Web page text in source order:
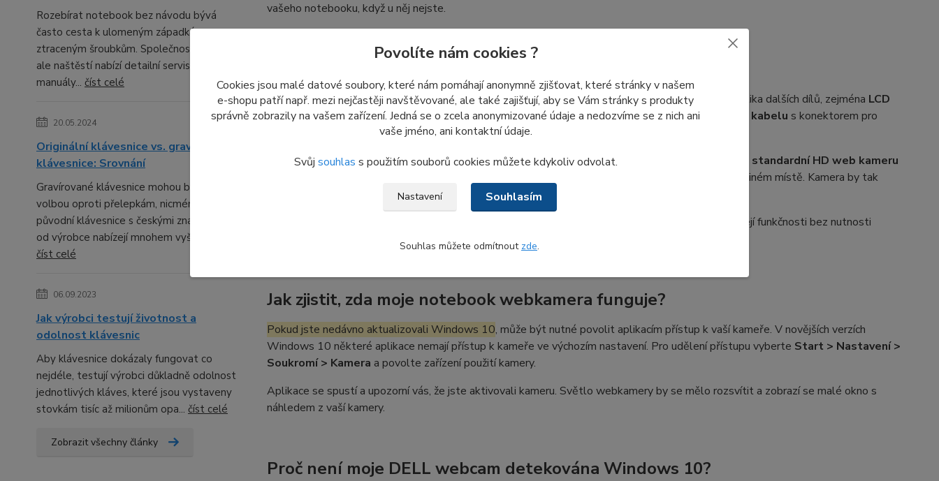
Rozebírat notebook bez návodu bývá
často cesta k ulomeným západkám a
ztraceným šroubkům. Společnost DELL
ale naštěstí nabízí detailní servisní
manuály... číst celé
20.05.2024
Originální klávesnice vs. gravírované
klávesnice: Srovnání
Gravírované klávesnice mohou být lepší
volbou oproti přelepkám, nicméně
původní klávesnice s českými znaky přímo
od výrobce nabízejí mnohem vyšší kval...
číst celé
06.09.2023
Jak výrobci testují životnost a
odolnost klávesnic
Aby klávesnice dokázaly fungovat co
nejdéle, testují výrobci důkladně odolnost
jednotlivých kláves, které jsou vystaveny
stovkám tisíc až milionům opa... číst celé
Zobrazit všechny články
vašeho notebooku, když u něj nejste.
Pokud váš notebook dosud žádnou webkameru neměl, její instalace bude zahrnovat i výměnu několika dalších dílů, zejména LCD
displej rámečku s otvorem pro webkamerua v některých případech také výměnu EDP display kabelu s konektorem pro
připojení k webkameře.
Pokud již webkameru ve svém notebooku máte, je dobré vědět, že nelze snadno zaměnit například standardní HD web kameru
, který je umístěn na jiném místě. Kamera by tak
nemohla "vidět" ven zpoza plastového dílu.
Vaše kamera však nemusí být poškozena a může být užitečné zkusit následující kroky pro obnovu její funkčnosti bez nutnosti
Jak zjistit, zda moje notebook webkamera funguje?
Pokud jste nedávno aktualizovali Windows 10, může být nutné povolit aplikacím přístup k vaší kameře. V novějších verzích
Windows 10 některé aplikace nemají přístup k kameře ve výchozím nastavení. Pro udělení přístupu vyberte Start > Nastavení >
Soukromí > Kamera a povolte zařízení použití kamery.
Aplikace se spustí a upozorní vás, že jste aktivovali kameru. Světlo webkamery by se mělo rozsvítit a zobrazí se malé okno s
náhledem z vaší kamery.
Proč není moje DELL webcam detekována Windows 10?
Povolíte nám cookies ?
Cookies jsou malé datové soubory, které nám pomáhají anonymně zjišťovat, které stránky v našem
e-shopu patří např. mezi nejčastěji navštěvované, ale také zajišťují, aby se Vám stránky s produkty
správně zobrazily na vašem zařízení. Jedná se o zcela anonymizované údaje a nedozvíme se z nich ani
vaše jméno, ani kontaktní údaje.
Svůj souhlas s použitím souborů cookies můžete kdykoliv odvolat.
Nastavení Souhlasím
Souhlas můžete odmítnout zde.